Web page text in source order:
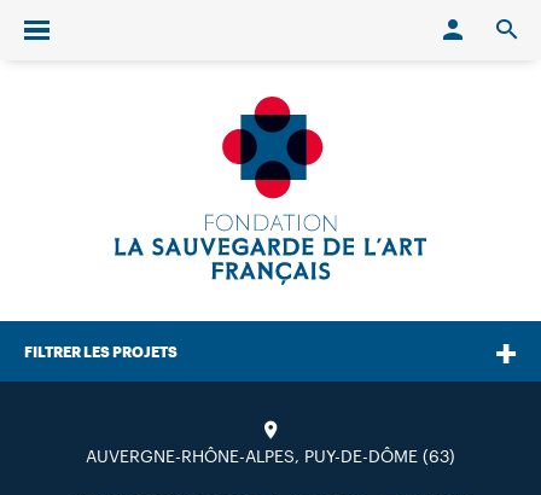
Ouvrir/fermer le menu
FILTRER LES PROJETS
AUVERGNE-RHÔNE-ALPES, PUY-DE-DÔME (63)